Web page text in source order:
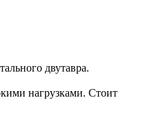
двутавра.
нагрузками. Стоит